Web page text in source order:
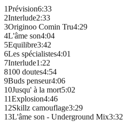
1Prévision6:33
2Interlude2:33
3Originoo Comin Tru4:29
4L'âme son4:04
5Equilibre3:42
6Les spécialistes4:01
7Interlude1 :22
8100 doutes4:54
9Buds penseur4:06
10Jusqu' à la mort5:02
11Explosion4:46
12Skillz camouflage3:29
13L'âme son - Underground Mix3:32